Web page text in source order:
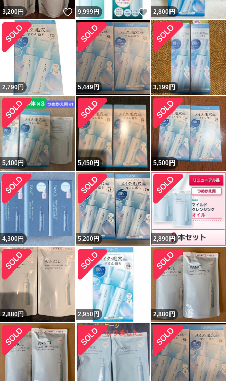
3,200円 いいね！
9,999円 いいね！
2,800円
2,790円 5,449円 3,199円
5,400円 5,450円 5,500円
4,300円 5,200円 2,890 円
2,880円 2,950円 2,880円